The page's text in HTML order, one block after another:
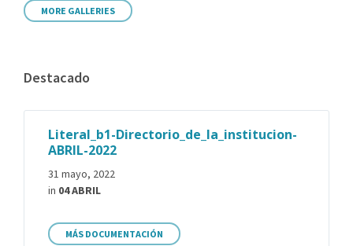
MORE GALLERIES
Destacado
Literal_b1-Directorio_de_la_institucion-
ABRIL-2022
31 mayo, 2022
in 04 ABRIL
MÁS DOCUMENTACIÓN